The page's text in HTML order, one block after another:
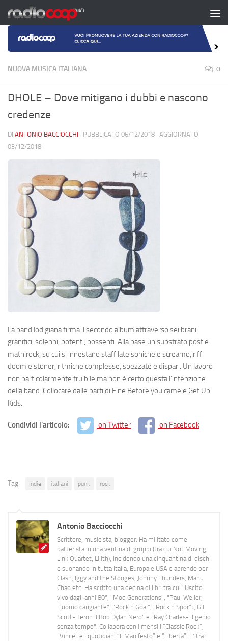
Salta al contenuto
NUOVA MUSICA ITALIANA 0
DHOLE – Dove mitigano i dubbi e nascono
credenze
DI ANTONIO BACCIOCCHI · PUBBLICATO 06/12/2018 · AGGIORNATO
03/12/2018
La band lodigiana firma il secondo album attraverso sei brani
granitici, solenni, potenti, possenti. Alla base un substrato post e
math rock, su cui si innestano staffilate soniche e screamo, riff
doom e stoner, ritmiche complesse, spezzate e dispari. Un lavoro
non particolarmente fruibile ma non è certo questa l’intenzione
della band. Collocare dalle parti di Fine Before you came e Get Up
Kids.
Condividi l'articolo: on Twitter on Facebook
Tag: indie italiani punk rock
Antonio Bacciocchi
Scrittore, musicista, blogger. Ha militato come
batterista in una ventina di gruppi (tra cui Not Moving,
Link Quartet, Lilith), incidendo una cinquantina di dischi
e suonando in tutta Italia, Europa e USA e aprendo per
Clash, Iggy and the Stooges, Johnny Thunders, Manu
Chao etc. Ha scritto una decina di libri tra cui "Uscito
vivo dagli anni 80", "Mod Generations", "Paul Weller,
L’uomo cangiante", "Rock n Goal", "Rock n Spor"t, Gil
Scott-Heron Il Bob Dylan Nero" e "Ray Charles- Il genio
senza tempo". Collabora con i mensili “Classic Rock”,
"Vinile" e i quotidiani “Il Manifesto” e “Libertà”. E' tra i